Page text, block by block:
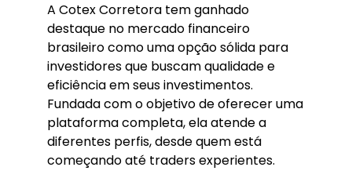
A Cotex Corretora tem ganhado
destaque no mercado financeiro
brasileiro como uma opção sólida para
investidores que buscam qualidade e
eficiência em seus investimentos.
Fundada com o objetivo de oferecer uma
plataforma completa, ela atende a
diferentes perfis, desde quem está
começando até traders experientes.